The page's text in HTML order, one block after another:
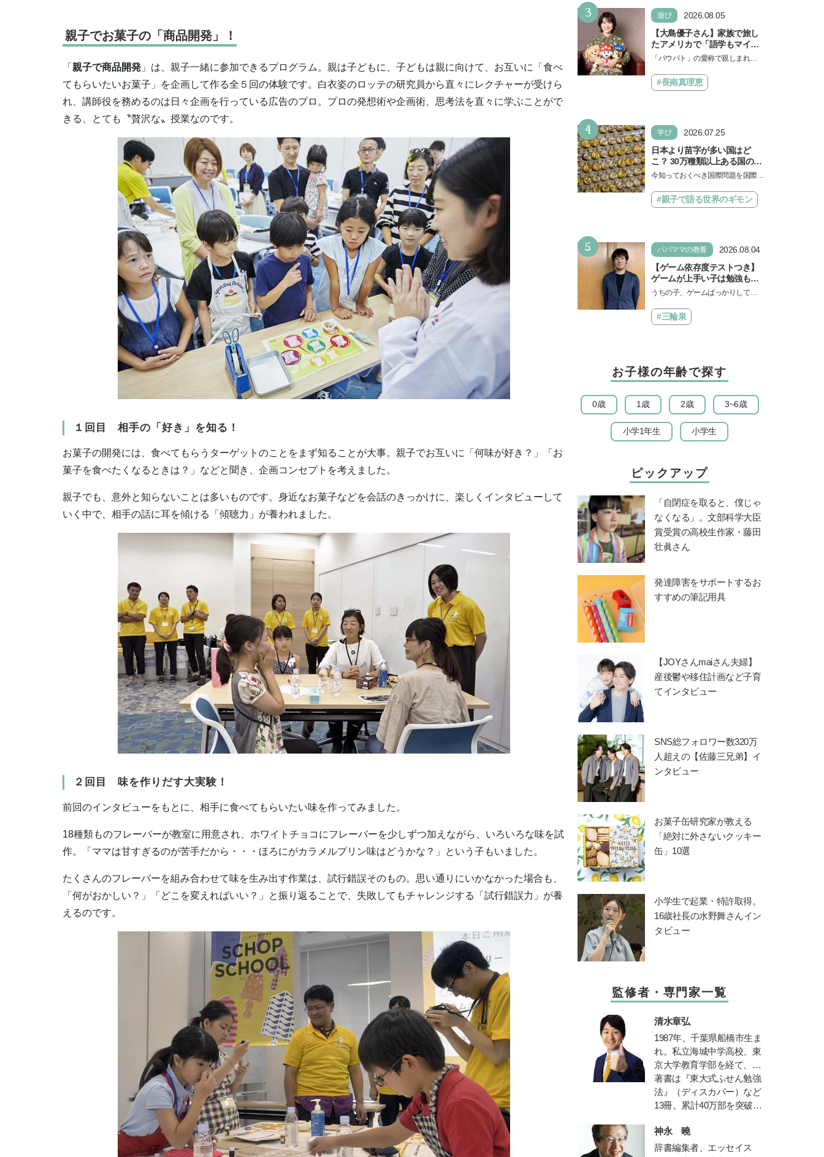
親子でお菓子の「商品開発」！
「 親子で商品開発 」は、親子一緒に参加できるプログラム。親は子どもに、子どもは親に向けて、お互いに「食べ
てもらいたいお菓子」を企画して作る全５回の体験です。白衣姿のロッテの研究員から直々にレクチャーが受けら
れ、講師役を務めるのは日々企画を行っている広告のプロ。プロの発想術や企画術、思考法を直々に学ぶことがで
きる、とても〝贅沢な〟授業なのです。
１回目 相手の「好き」を知る！
お菓子の開発には、食べてもらうターゲットのことをまず知ることが大事。親子でお互いに「何味が好き？」「お
菓子を食べたくなるときは？」などと聞き、企画コンセプトを考えました。
親子でも、意外と知らないことは多いものです。身近なお菓子などを会話のきっかけに、楽しくインタビューして
いく中で、相手の話に耳を傾ける「傾聴力」が養われました。
２回目 味を作りだす大実験！
前回のインタビューをもとに、相手に食べてもらいたい味を作ってみました。
18種類ものフレーバーが教室に用意され、ホワイトチョコにフレーバーを少しずつ加えながら、いろいろな味を試
作。「ママは甘すぎるのが苦手だから・・・ほろにがカラメルプリン味はどうかな？」という子もいました。
たくさんのフレーバーを組み合わせて味を生み出す作業は、試行錯誤そのもの。思い通りにいかなかった場合も、
「何がおかしい？」「どこを変えればいい？」と振り返ることで、失敗してもチャレンジする「試行錯誤力」が養
えるのです。
3 遊び
2026.08.05
【大島優子さん】家族で旅し
たアメリカで「語学もマイン
ドも！ 子どもの成長はすごか
『パウ・パトロール ザ・ダイ
ノ・ムービー』ではあきらめ
「パウパト」の愛称で親しまれる
の劇場版シリーズ第3弾、映画『パ
ウ・パトロール ザ…
#長南真理恵
4 学び
2026.07.25
日本より苗字が多い国はど
こ？ 30万種類以上ある国の理
由とは【親子で語る国際問
今知っておくべき国際問題を国際政
る「親子で語る国際問題」。今回
は、苗字の種類…
#親子で語る世界のギモン
5 パパママの教養
2026.08.04
【ゲーム依存度テストつき】
ゲームが上手い子は勉強もで
きる？御三家中高卒でゲーマ
えるゲームしながら受験で勝
つためのメソッド
うちの子、ゲームばっかりしてい
言し、子どもとトラブルになる家
庭は多いもの。でも…
#三輪泉
お子様の年齢で探す
0歳 1歳 2歳 3~6歳
小学1年生 小学生
ピックアップ
「自閉症を取ると、僕じゃ
なくなる」。文部科学大臣
賞受賞の高校生作家・藤田
壮眞さん
発達障害をサポートするお
すすめの筆記用具
【JOYさんmaiさん夫婦】
産後鬱や移住計画など子育
てインタビュー
SNS総フォロワー数320万
人超えの【佐藤三兄弟】イ
ンタビュー
お菓子缶研究家が教える
「絶対に外さないクッキー
缶」10選
小学生で起業・特許取得。
16歳社長の水野舞さんイン
タビュー
監修者・専門家一覧
清水章弘
1987年、千葉県船橋市生ま
れ。私立海城中学高校、東
京大学教育学部を経て、同
大学院教育学研究科修士課
程修了。中学高校時代に生
徒会長、サッカー部、応援
を経験しながら東京大学に
現役で合格。自身の時間の
著書は『東大式ふせん勉強
法』（ディスカバー）など
13冊。累計40万部を突破。
ーター、北海道テレビ「イ
チモニ！」などに出演。朝
神永 曉
辞書編集者、エッセイス